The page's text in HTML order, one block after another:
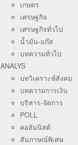
เกษตร
เศรษฐกิจ
เศรษฐกิจทั่วไป
น้ำมัน-แก๊ส
บทความทั่วไป
ANALYS
บทวิเคราะห์สังคม
บทความการเงิน
บริหาร-จัดการ
POLL
คอลัมนิสต์
สัมภาษณ์พิเศษ